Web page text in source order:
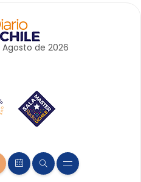
Agosto de 2026